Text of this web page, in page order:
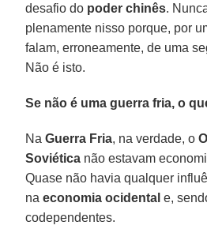
desafio do poder chinês.
plenamente nisso porque, por
falam, erroneamente, de uma
Não é isto.
Se não é uma guerra fria, o
NaGuerra Fria, na verdade, o
Soviética não estavam
Quase não havia qualquer
naeconomia ocidental e,
codependentes.